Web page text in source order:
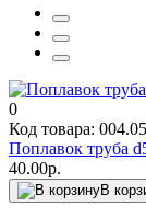
0
Код товара:
Поплавок труба
40.00р.
В